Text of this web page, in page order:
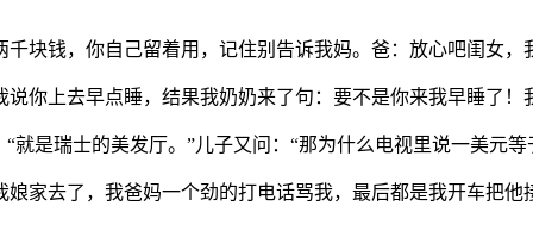
块钱，你自己留着用，记住别告诉我妈。爸：放心吧闺女
你上去早点睡，结果我奶奶来了句：要不是你来我早睡了！
是瑞士的美发厅。”儿子又问：“那为什么电视里说一美元
家去了，我爸妈一个劲的打电话骂我，最后都是我开车把他